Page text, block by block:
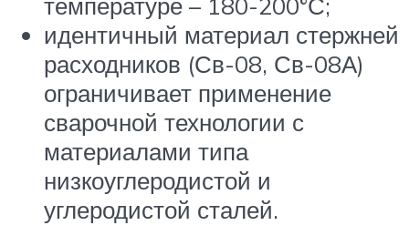
идентичный материал стержней
расходников (Св-08, Св-08А)
ограничивает применение
сварочной технологии с
материалами типа
низкоуглеродистой и
углеродистой сталей.